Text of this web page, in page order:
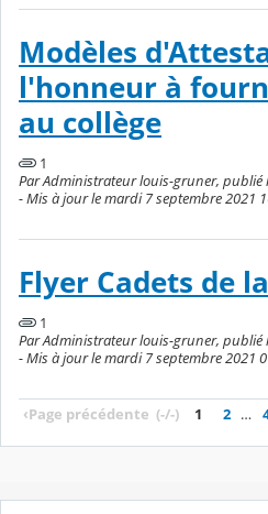
Modèles
l'honneur à
au collège
1
Par Administrateur louis-gruner, publié
- Mis à jour le mardi 7 septembre 2021
Flyer Cadets de
1
Par Administrateur louis-gruner, publié
- Mis à jour le mardi 7 septembre 2021
‹Page précédente (-/-) 1 2 …